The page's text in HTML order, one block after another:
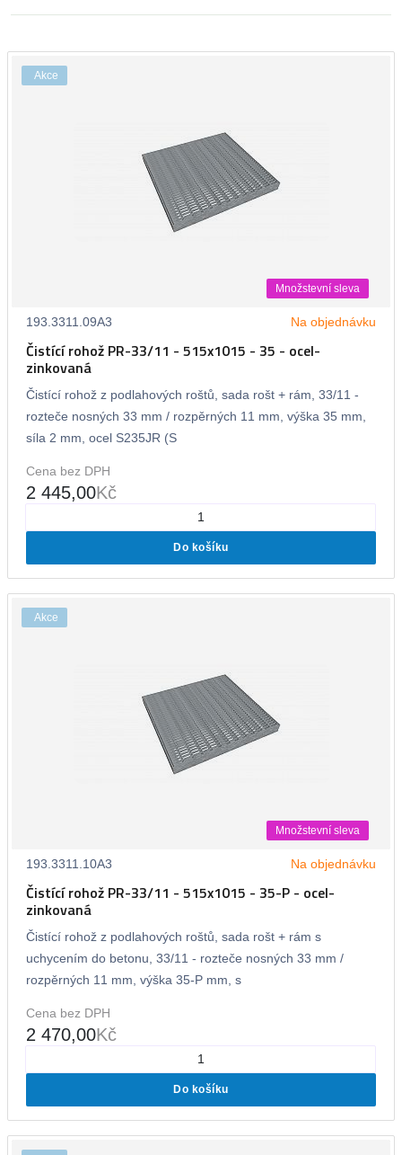
Akce
Množstevní sleva
193.3311.09A3 Na objednávku
Čistící rohož PR-33/11 - 515x1015 - 35 - ocel-
zinkovaná
Čistící rohož z podlahových roštů, sada rošt + rám, 33/11 -
rozteče nosných 33 mm / rozpěrných 11 mm, výška 35 mm,
síla 2 mm, ocel S235JR (S
Cena bez DPH
2 445,00Kč
Do košíku
Akce
Množstevní sleva
193.3311.10A3 Na objednávku
Čistící rohož PR-33/11 - 515x1015 - 35-P - ocel-
zinkovaná
Čistící rohož z podlahových roštů, sada rošt + rám s
uchycením do betonu, 33/11 - rozteče nosných 33 mm /
rozpěrných 11 mm, výška 35-P mm, s
Cena bez DPH
2 470,00Kč
Do košíku